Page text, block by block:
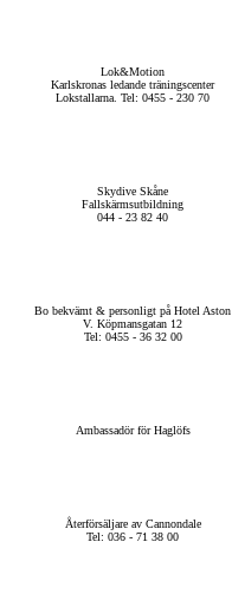
Lok&Motion
Karlskronas ledande träningscenter
Lokstallarna. Tel: 0455 - 230 70
Skydive Skåne
Fallskärmsutbildning
044 - 23 82 40
Bo bekvämt & personligt på Hotel Aston
V. Köpmansgatan 12
Tel: 0455 - 36 32 00
Ambassadör för Haglöfs
Återförsäljare av Cannondale
Tel: 036 - 71 38 00